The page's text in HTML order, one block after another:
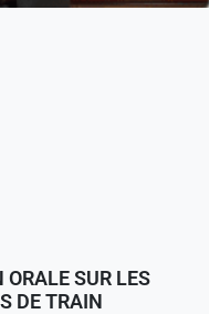
SUR LES
DE TRAIN